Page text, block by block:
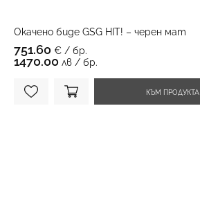
Окачено биде GSG HIT! – черен мат
751.60 € / бр.
1470.00 лв / бр.
КЪМ ПРОДУКТА